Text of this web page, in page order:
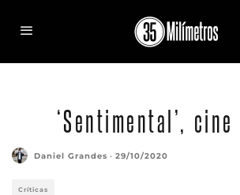
‘Sentimental’,
Daniel Grandes · 29/10/2020
Críticas